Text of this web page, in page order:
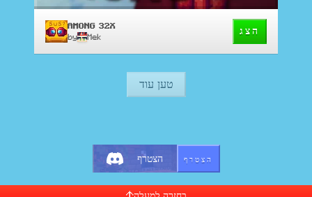
AMONG 32X
by Mek
הצג
טען עוד
הצטרף הצטרף